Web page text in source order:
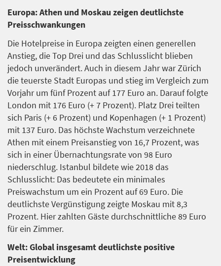
Europa: Athen und Moskau zeigen deutlichste
Preisschwankungen
Die Hotelpreise in Europa zeigten einen generellen
Anstieg, die Top Drei und das Schlusslicht blieben
jedoch unverändert. Auch in diesem Jahr war Zürich
die teuerste Stadt Europas und stieg im Vergleich zum
Vorjahr um fünf Prozent auf 177 Euro an. Darauf folgte
London mit 176 Euro (+ 7 Prozent). Platz Drei teilten
sich Paris (+ 6 Prozent) und Kopenhagen (+ 1 Prozent)
mit 137 Euro. Das höchste Wachstum verzeichnete
Athen mit einem Preisanstieg von 16,7 Prozent, was
sich in einer Übernachtungsrate von 98 Euro
niederschlug. Istanbul bildete wie 2018 das
Schlusslicht: Das bedeutete ein minimales
Preiswachstum um ein Prozent auf 69 Euro. Die
deutlichste Vergünstigung zeigte Moskau mit 8,3
Prozent. Hier zahlten Gäste durchschnittliche 89 Euro
für ein Zimmer.
Welt: Global insgesamt deutlichste positive
Preisentwicklung